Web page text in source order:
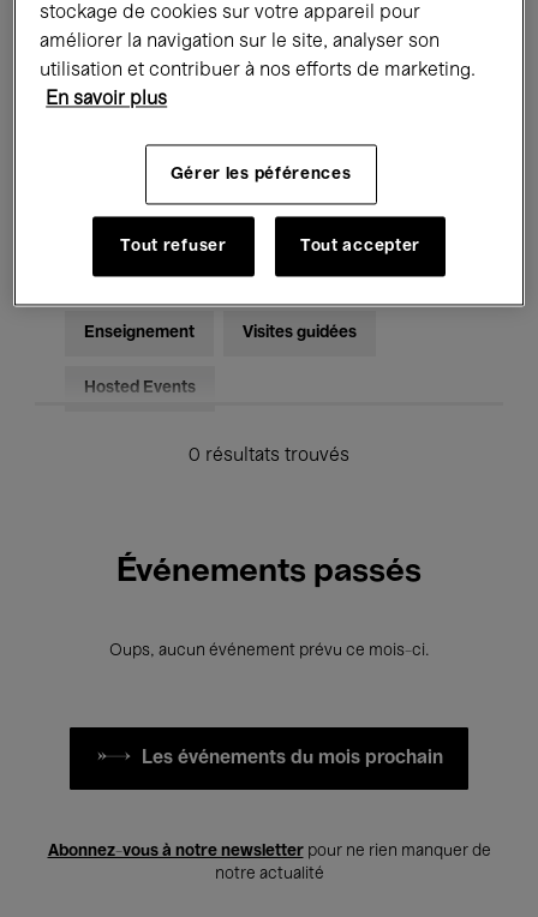
Expositions Films Performances
Rencontres & Débats Jazz
Musique électronique
Pour tous Kids’ Palace
Enseignement Visites guidées
Hosted Events
0 résultats trouvés
Événements passés
Oups, aucun événement prévu ce mois-ci.
Les événements du mois prochain
Abonnez-vous à notre newsletterpour ne rien manquer de
notre actualité
stockage de cookies sur votre appareil pour
améliorer la navigation sur le site, analyser son
utilisation et contribuer à nos efforts de marketing.
En savoir plus
Gérer les péférences
Tout refuser Tout accepter